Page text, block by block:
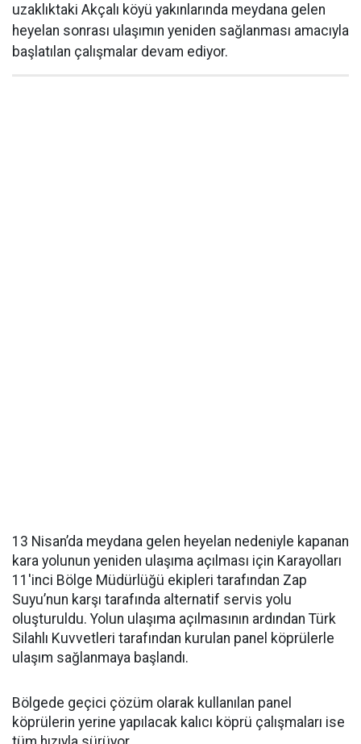
uzaklıktaki Akçalı köyü yakınlarında meydana gelen
heyelan sonrası ulaşımın yeniden sağlanması amacıyla
başlatılan çalışmalar devam ediyor.
13 Nisan’da meydana gelen heyelan nedeniyle kapanan
kara yolunun yeniden ulaşıma açılması için Karayolları
11'inci Bölge Müdürlüğü ekipleri tarafından Zap
Suyu’nun karşı tarafında alternatif servis yolu
oluşturuldu. Yolun ulaşıma açılmasının ardından Türk
Silahlı Kuvvetleri tarafından kurulan panel köprülerle
ulaşım sağlanmaya başlandı.
Bölgede geçici çözüm olarak kullanılan panel
köprülerin yerine yapılacak kalıcı köprü çalışmaları ise